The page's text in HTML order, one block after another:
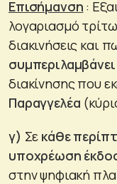
Επισήμανση :
λογαριασμό
διακινήσεις και
συμπεριλαμβάνει
διακίνησης που
Παραγγελέα
γ) Σε κάθε
υποχρέωση
στην ψηφιακή